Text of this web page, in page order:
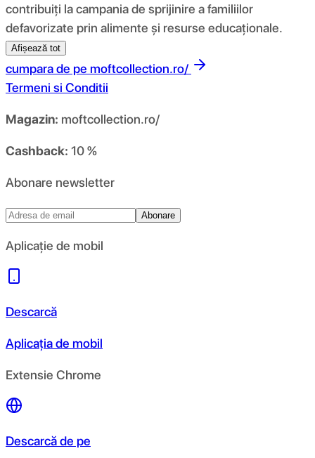
contribuiți la campania de sprijinire a familiilor
defavorizate prin alimente și resurse educaționale.
Afișează tot
cumpara de pe moftcollection.ro/
Termeni si Conditii
Magazin: moftcollection.ro/
Cashback: 10 %
Abonare newsletter
Abonare
Aplicație de mobil
Descarcă
Aplicația de mobil
Extensie Chrome
Descarcă de pe